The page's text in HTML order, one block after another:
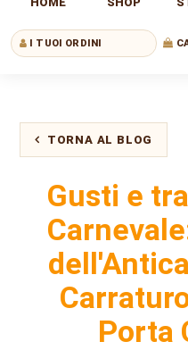
I TUOI ORDINI
TORNA AL BLOG
Gusti e
Porta